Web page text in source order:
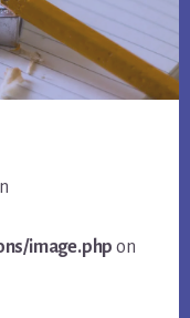
image.php on